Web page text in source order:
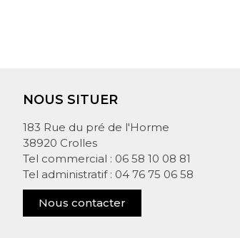
NOUS SITUER
183 Rue du pré de l'Horme
38920 Crolles
Tel commercial : 06 58 10 08 81
Tel administratif : 04 76 75 06 58
Nous contacter